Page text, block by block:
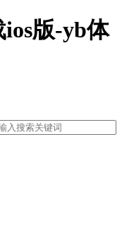
版-yb体